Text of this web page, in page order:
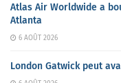
Atlas Air Worldwide a
Atlanta
6 AOÛT 2026
London Gatwick peut